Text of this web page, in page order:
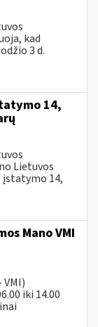
kad
3 d.
14,
Lietuvos
įstatymo 14,
Mano VMI
iki 14.00